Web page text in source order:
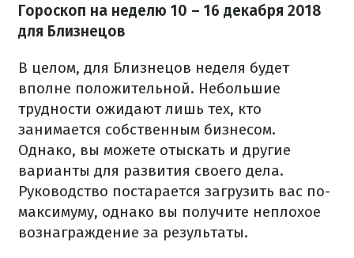
Гороскоп на неделю 10 – 16 декабря 2018
для Близнецов
В целом, для Близнецов неделя будет
вполне положительной. Небольшие
трудности ожидают лишь тех, кто
занимается собственным бизнесом.
Однако, вы можете отыскать и другие
варианты для развития своего дела.
Руководство постарается загрузить вас по-
максимуму, однако вы получите неплохое
вознаграждение за результаты.